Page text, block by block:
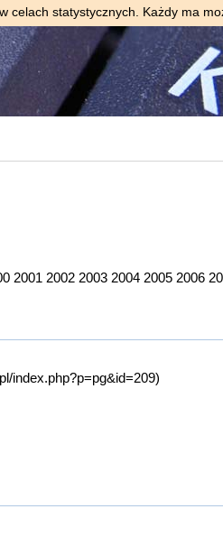
statystycznych. Każdy ma
2001 2002 2003 2004 2005 2006